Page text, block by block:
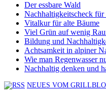
Der essbare Wald
Nachhaltigkeitscheck für
Vitalkur für alte Bäume
Viel Grün auf wenig
Bildung und
Achtsamkeit in alpiner
Wie man Regenwasser
Nachhaltig denken und
NEUES VOM